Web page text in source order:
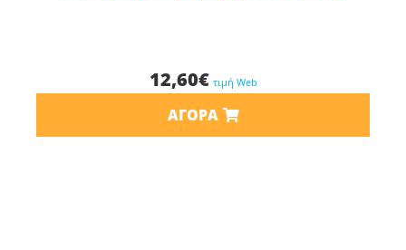
12,60€ τιμή Web
ΑΓΟΡΆ